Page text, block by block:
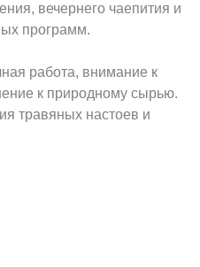
вечернего чаепития и
программ.
работа, внимание к
к природному сырью.
травяных настоев и